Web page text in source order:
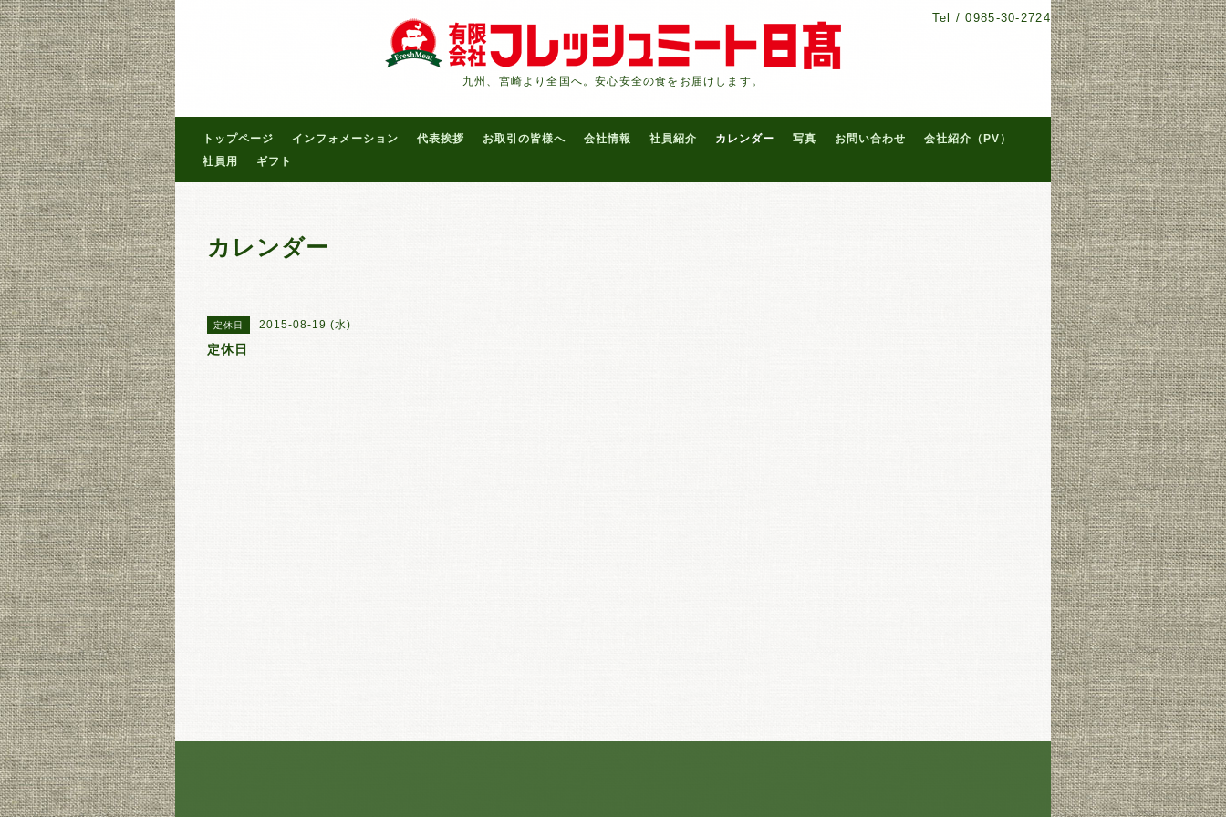
Tel /0985-30-2724
九州、宮崎より全国へ。安心安全の食をお届けします。
トップページ インフォメーション 代表挨拶 お取引の皆様へ 会社情報 社員紹介 カレンダー 写真 お問い合わせ
会社紹介（PV）
社員用
ギフト
カレンダー
定休日 2015-08-19 (水)
定休日